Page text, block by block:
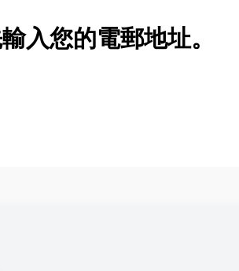
入您的電郵地址。